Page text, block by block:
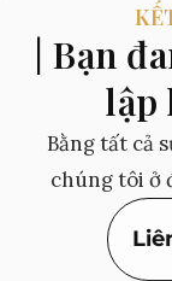
| Bạn
lập
Bằng tất cả
chúng tôi ở